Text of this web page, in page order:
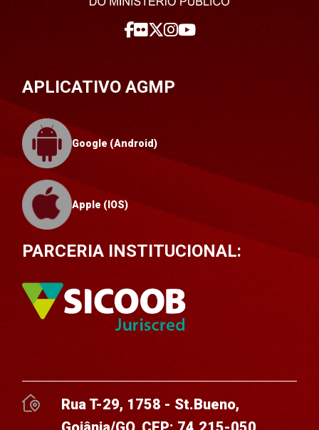
APLICATIVO AGMP
Google (Android)
Apple (IOS)
PARCERIA INSTITUCIONAL:
Rua T-29, 1758 - St.Bueno,